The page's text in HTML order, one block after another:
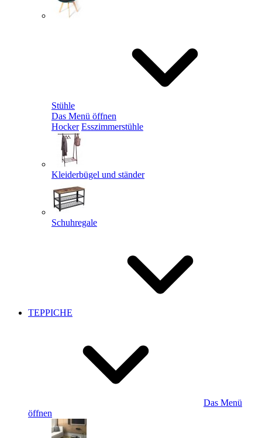
Stühle
Das Menü öffnen
Hocker Esszimmerstühle
Kleiderbügel und ständer
Schuhregale
TEPPICHE
Das Menü
öffnen